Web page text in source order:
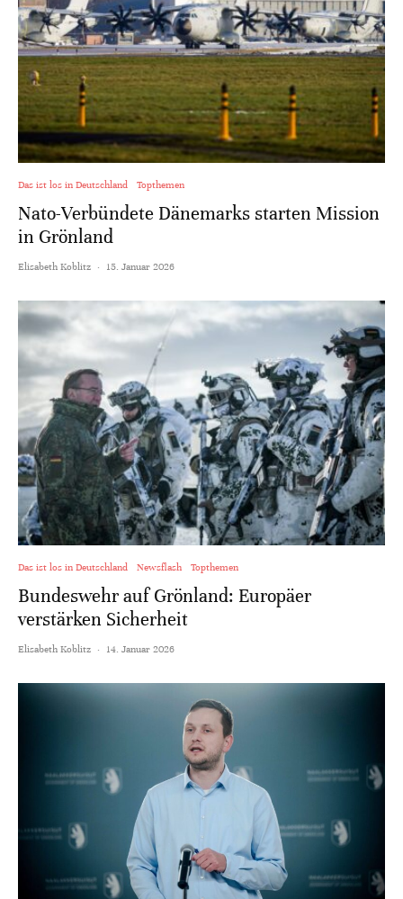
Das ist los in Deutschland Topthemen
Nato-Verbündete Dänemarks starten Mission
in Grönland
Elisabeth Koblitz · 15. Januar 2026
Das ist los in Deutschland Newsflash Topthemen
Bundeswehr auf Grönland: Europäer
verstärken Sicherheit
Elisabeth Koblitz · 14. Januar 2026